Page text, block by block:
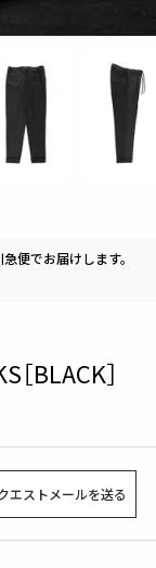
BLACK］
エストメールを送る
急便でお届けします。